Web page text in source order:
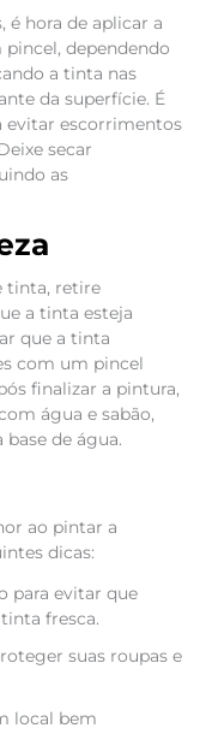
é hora de aplicar a
dependendo
a tinta nas
da superfície. É
evitar escorrimentos
secar
as
tinta, retire
a tinta esteja
que a tinta
com um pincel
finalizar a pintura,
água e sabão,
de água.
ao pintar a
dicas:
para evitar que
fresca.
suas roupas e
local bem